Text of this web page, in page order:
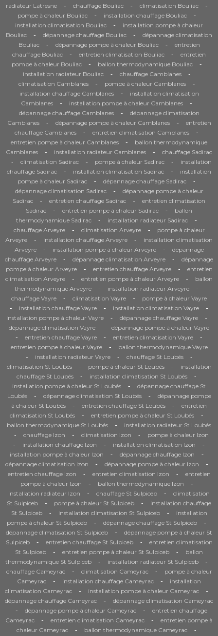
radiateur Latresne
- chauffage Bouliac - climatisation Bouliac -
pompe à chaleur Bouliac - installation chauffage Bouliac -
installation climatisation Bouliac -
installation pompe à chaleur
Bouliac
- dépannage chauffage Bouliac -
dépannage climatisation
Bouliac
- dépannage pompe à chaleur Bouliac -
entretien
chauffage Bouliac
- entretien climatisation Bouliac -
entretien
pompe à chaleur Bouliac
- ballon thermodynamique Bouliac -
installation radiateur Bouliac - chauffage Camblanes -
climatisation Camblanes - pompe à chaleur Camblanes -
installation chauffage Camblanes -
installation climatisation
Camblanes
- installation pompe à chaleur Camblanes -
dépannage chauffage Camblanes -
dépannage climatisation
Camblanes
- dépannage pompe à chaleur Camblanes -
entretien
chauffage Camblanes
- entretien climatisation Camblanes -
entretien pompe à chaleur Camblanes -
ballon thermodynamique
Camblanes
- installation radiateur Camblanes - chauffage Sadirac
- climatisation Sadirac - pompe à chaleur Sadirac -
installation
chauffage Sadirac
- installation climatisation Sadirac -
installation
pompe à chaleur Sadirac
- dépannage chauffage Sadirac -
dépannage climatisation Sadirac -
dépannage pompe à chaleur
Sadirac
- entretien chauffage Sadirac -
entretien climatisation
Sadirac
- entretien pompe à chaleur Sadirac -
ballon
thermodynamique Sadirac
- installation radiateur Sadirac -
chauffage Arveyre - climatisation Arveyre -
pompe à chaleur
Arveyre
- installation chauffage Arveyre -
installation climatisation
Arveyre
- installation pompe à chaleur Arveyre -
dépannage
chauffage Arveyre
- dépannage climatisation Arveyre -
dépannage
pompe à chaleur Arveyre
- entretien chauffage Arveyre -
entretien
climatisation Arveyre
- entretien pompe à chaleur Arveyre -
ballon
thermodynamique Arveyre
- installation radiateur Arveyre -
chauffage Vayre - climatisation Vayre - pompe à chaleur Vayre
- installation chauffage Vayre - installation climatisation Vayre -
installation pompe à chaleur Vayre - dépannage chauffage Vayre -
dépannage climatisation Vayre - dépannage pompe à chaleur Vayre
- entretien chauffage Vayre - entretien climatisation Vayre -
entretien pompe à chaleur Vayre - ballon thermodynamique Vayre
- installation radiateur Vayre - chauffage St Loubés -
climatisation St Loubés - pompe à chaleur St Loubés -
installation
chauffage St Loubés
- installation climatisation St Loubés -
installation pompe à chaleur St Loubés -
dépannage chauffage St
Loubés
- dépannage climatisation St Loubés -
dépannage pompe
à chaleur St Loubés
- entretien chauffage St Loubés -
entretien
climatisation St Loubés
- entretien pompe à chaleur St Loubés -
ballon thermodynamique St Loubés - installation radiateur St Loubés
- chauffage Izon - climatisation Izon - pompe à chaleur Izon
- installation chauffage Izon - installation climatisation Izon -
installation pompe à chaleur Izon - dépannage chauffage Izon -
dépannage climatisation Izon - dépannage pompe à chaleur Izon -
entretien chauffage Izon - entretien climatisation Izon -
entretien
pompe à chaleur Izon
- ballon thermodynamique Izon -
installation radiateur Izon - chauffage St Sulpiceb -
climatisation
St Sulpiceb
- pompe à chaleur St Sulpiceb -
installation chauffage
St Sulpiceb
- installation climatisation St Sulpiceb -
installation
pompe à chaleur St Sulpiceb
- dépannage chauffage St Sulpiceb -
dépannage climatisation St Sulpiceb -
dépannage pompe à chaleur St
Sulpiceb
- entretien chauffage St Sulpiceb -
entretien climatisation
St Sulpiceb
- entretien pompe à chaleur St Sulpiceb -
ballon
thermodynamique St Sulpiceb
- installation radiateur St Sulpiceb -
chauffage Cameyrac - climatisation Cameyrac -
pompe à chaleur
Cameyrac
- installation chauffage Cameyrac -
installation
climatisation Cameyrac
- installation pompe à chaleur Cameyrac -
dépannage chauffage Cameyrac - dépannage climatisation Cameyrac
- dépannage pompe à chaleur Cameyrac -
entretien chauffage
Cameyrac
- entretien climatisation Cameyrac -
entretien pompe à
chaleur Cameyrac
- ballon thermodynamique Cameyrac -